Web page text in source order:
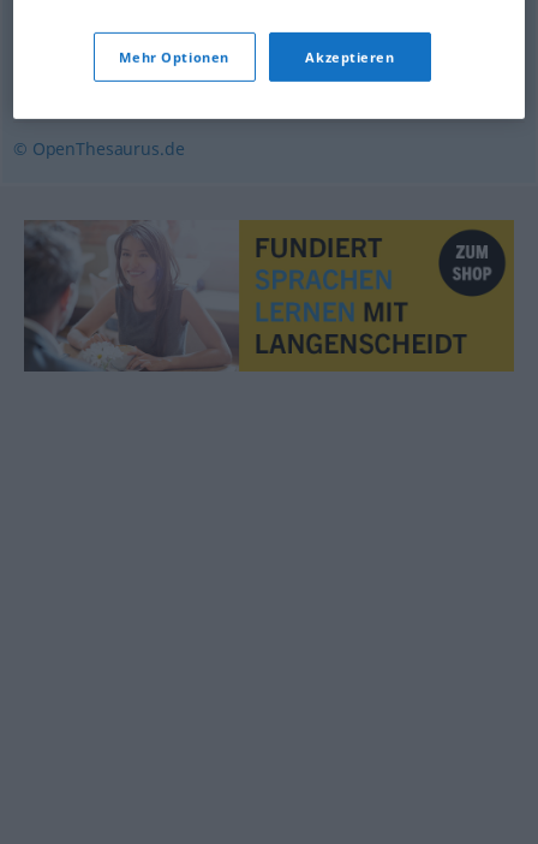
Großmeister,Autorität ,Ass,Granate (ugs.)
© OpenThesaurus.de
Mehr Optionen Akzeptieren